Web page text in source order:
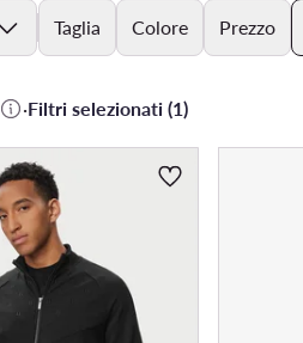
Taglia Colore Prezzo
·Filtri selezionati (1)